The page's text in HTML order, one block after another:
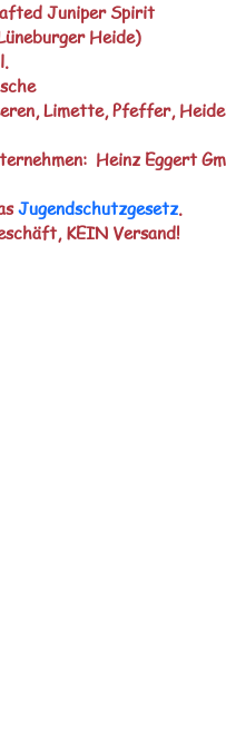
Juniper Spirit
Heide)
Limette, Pfeffer,
Heinz Eggert
Jugendschutzgesetz.
KEIN Versand!